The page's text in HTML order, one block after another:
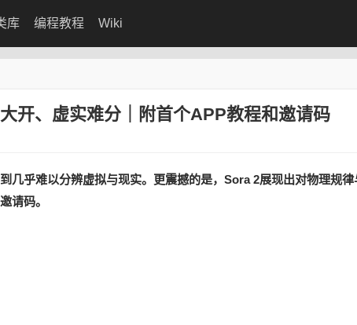
库 编程教程 Wiki
开、虚实难分｜附首个APP教程和邀请码
几乎难以分辨虚拟与现实。更震撼的是，Sora 2展现出对物理规律
请码。